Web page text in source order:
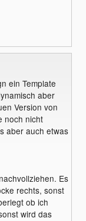
ein Template
aber
Version von
noch nicht
aber auch etwas
Es
rechts, sonst
ob ich
wird das